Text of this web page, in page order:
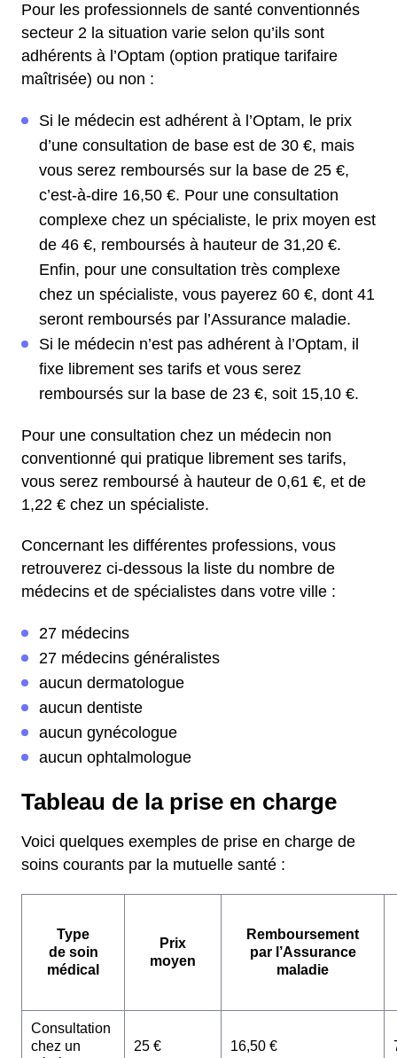
Pour les professionnels de santé conventionnés
secteur 2 la situation varie selon qu’ils sont
adhérents à l’Optam (option pratique tarifaire
maîtrisée) ou non :
Si le médecin est adhérent à l’Optam, le prix
d’une consultation de base est de 30 €, mais
vous serez remboursés sur la base de 25 €,
c’est-à-dire 16,50 €. Pour une consultation
complexe chez un spécialiste, le prix moyen est
de 46 €, remboursés à hauteur de 31,20 €.
Enfin, pour une consultation très complexe
chez un spécialiste, vous payerez 60 €, dont 41
seront remboursés par l’Assurance maladie.
Si le médecin n’est pas adhérent à l’Optam, il
fixe librement ses tarifs et vous serez
remboursés sur la base de 23 €, soit 15,10 €.
Pour une consultation chez un médecin non
conventionné qui pratique librement ses tarifs,
vous serez remboursé à hauteur de 0,61 €, et de
1,22 € chez un spécialiste.
Concernant les différentes professions, vous
retrouverez ci-dessous la liste du nombre de
médecins et de spécialistes dans votre ville :
27 médecins
27 médecins généralistes
aucun dermatologue
aucun dentiste
aucun gynécologue
aucun ophtalmologue
Tableau de la prise en charge
Voici quelques exemples de prise en charge de
soins courants par la mutuelle santé :
Type
de soin
médical
Prix
moyen
Remboursement
par l’Assurance
maladie
Consultation
chez un
25 € 16,50 €